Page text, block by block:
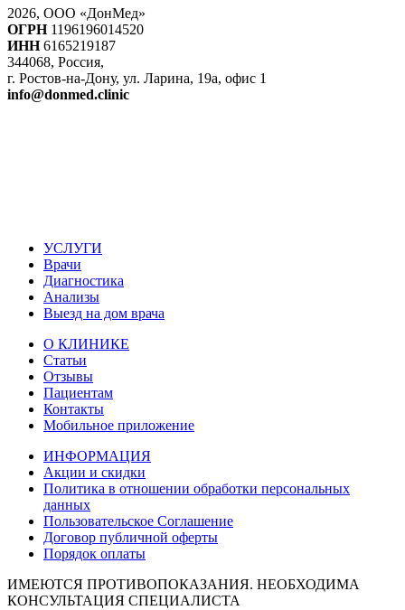
2026, ООО «ДонМед»
ОГРН1196196014520
ИНН6165219187
344068, Россия,
г. Ростов-на-Дону, ул. Ларина, 19а, офис 1
info@donmed.clinic
УСЛУГИ
Врачи
Диагностика
Анализы
Выезд на дом врача
О КЛИНИКЕ
Статьи
Отзывы
Пациентам
Контакты
Мобильное приложение
ИНФОРМАЦИЯ
Акции и скидки
Политика в отношении обработки персональных
данных
Пользовательское Соглашение
Договор публичной оферты
Порядок оплаты
ИМЕЮТСЯ ПРОТИВОПОКАЗАНИЯ. НЕОБХОДИМА
КОНСУЛЬТАЦИЯ СПЕЦИАЛИСТА